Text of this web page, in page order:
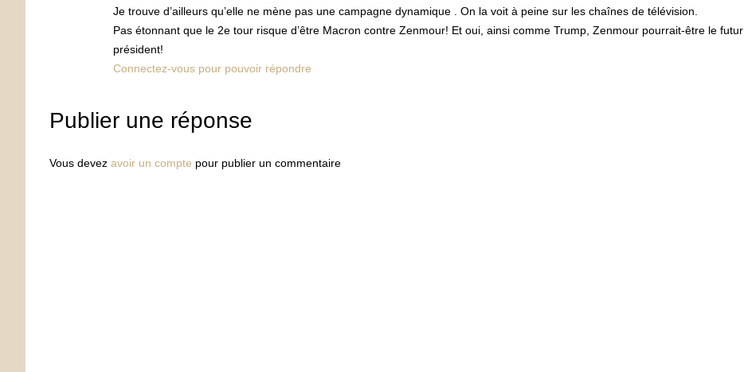
Je trouve d’ailleurs qu’elle ne mène pas une campagne dynamique . On la voit à peine sur les chaînes de télévision.
Pas étonnant que le 2e tour risque d’être Macron contre Zenmour! Et oui, ainsi comme Trump, Zenmour pourrait-être le futur
président!
Connectez-vous pour pouvoir répondre
Publier une réponse
Vous devez avoir un compte pour publier un commentaire